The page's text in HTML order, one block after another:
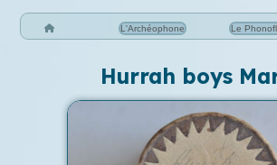
L'Archéophone Le
Hurrah boys